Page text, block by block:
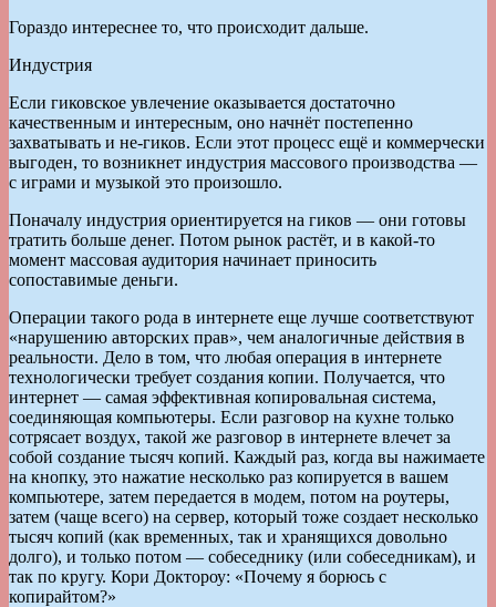
Гораздо интереснее то, что происходит дальше.
Индустрия
Если гиковское увлечение оказывается достаточно
качественным и интересным, оно начнёт постепенно
захватывать и не-гиков. Если этот процесс ещё и коммерчески
выгоден, то возникнет индустрия массового производства —
с играми и музыкой это произошло.
Поначалу индустрия ориентируется на гиков — они готовы
тратить больше денег. Потом рынок растёт, и в какой-то
момент массовая аудитория начинает приносить
сопоставимые деньги.
Операции такого рода в интернете еще лучше соответствуют
«нарушению авторских прав», чем аналогичные действия в
реальности. Дело в том, что любая операция в интернете
технологически требует создания копии. Получается, что
интернет — самая эффективная копировальная система,
соединяющая компьютеры. Если разговор на кухне только
сотрясает воздух, такой же разговор в интернете влечет за
собой создание тысяч копий. Каждый раз, когда вы нажимаете
на кнопку, это нажатие несколько раз копируется в вашем
компьютере, затем передается в модем, потом на роутеры,
затем (чаще всего) на сервер, который тоже создает несколько
тысяч копий (как временных, так и хранящихся довольно
долго), и только потом — собеседнику (или собеседникам), и
так по кругу. Кори Доктороу: «Почему я борюсь с
копирайтом?»